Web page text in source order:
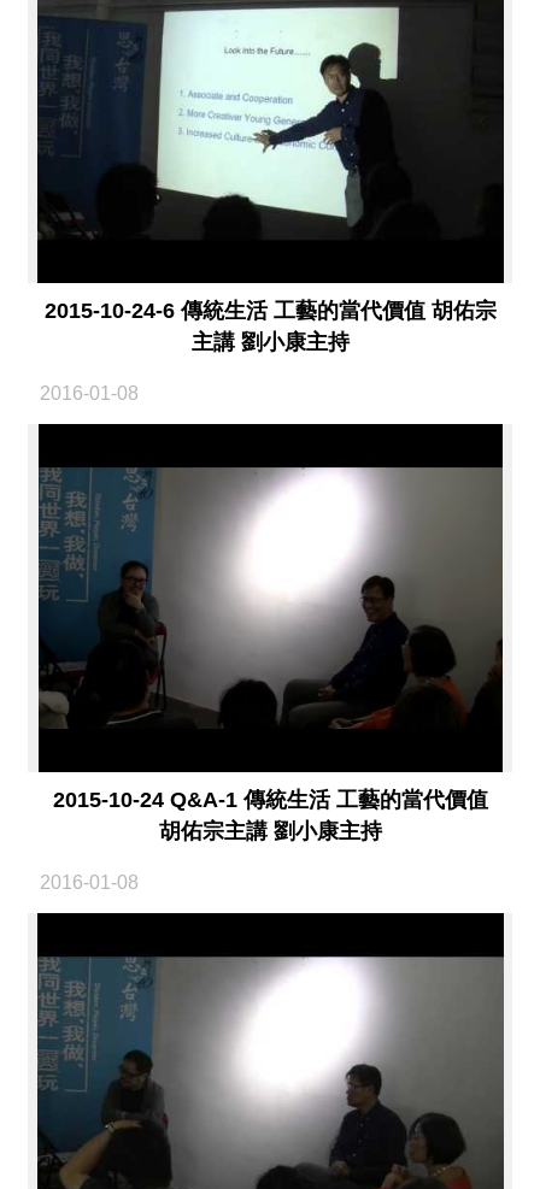
2015-10-24-6 傳統生活 工藝的當代價值 胡佑宗
主講 劉小康主持
2016-01-08
2015-10-24 Q&A-1 傳統生活 工藝的當代價值
胡佑宗主講 劉小康主持
2016-01-08